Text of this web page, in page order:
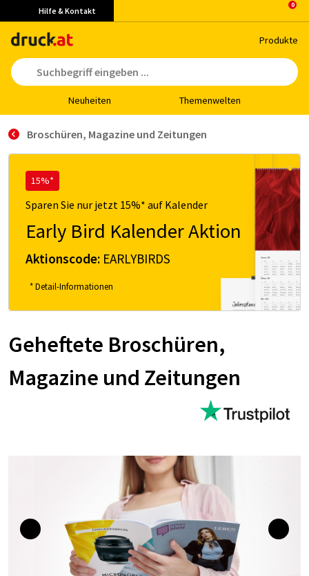
Hilfe & Kontakt
Pro­duk­te
Neu­hei­ten The­men­wel­ten
Broschüren, Magazine und Zeitungen
15%*
Sparen Sie nur jetzt 15%* auf Kalender
Early Bird Kalender Aktion
Aktionscode: EARLYBIRDS
* Detail-Informationen
Geheftete Broschüren,
Magazine und Zeitungen